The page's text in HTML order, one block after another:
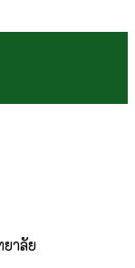
าลัย